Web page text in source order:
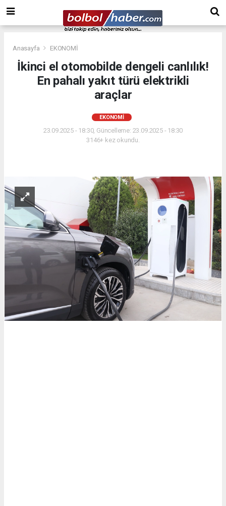
Anasayfa EKONOMİ
İkinci el otomobilde dengeli canlılık!
En pahalı yakıt türü elektrikli
araçlar
EKONOMİ
23.09.2025 - 18:30, Güncelleme: 23.09.2025 - 18:30
3146+ kez okundu.